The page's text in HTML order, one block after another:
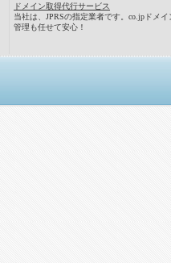
ドメイン取得代行サービス
当社は、JPRSの指定業者です。co.jpドメイ
管理も任せて安心！